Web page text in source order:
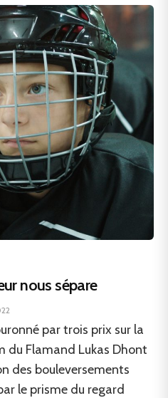
nous sépare
par trois prix sur la
du Flamand Lukas Dhont
des bouleversements
le prisme du regard